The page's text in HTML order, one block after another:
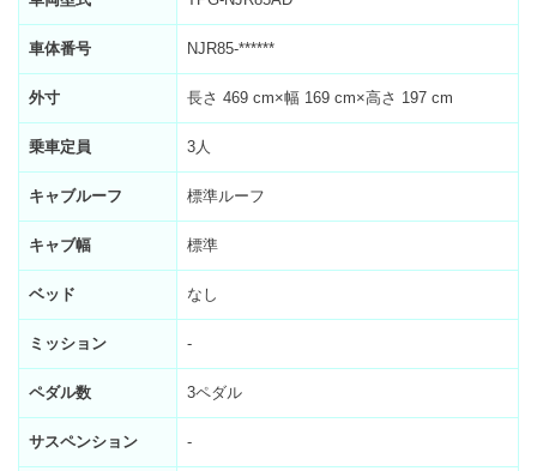
車体番号 NJR85-******
外寸 長さ 469 cm×幅 169 cm×高さ 197 cm
乗車定員 3人
キャブルーフ 標準ルーフ
キャブ幅 標準
ベッド なし
ミッション -
ペダル数 3ペダル
サスペンション -